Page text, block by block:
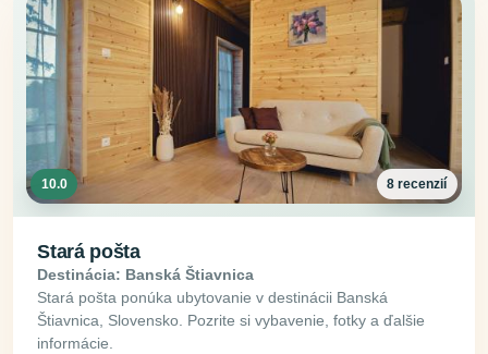
10.0 8 recenzií
Stará pošta
Destinácia: Banská Štiavnica
Stará pošta ponúka ubytovanie v destinácii Banská
Štiavnica, Slovensko. Pozrite si vybavenie, fotky a ďalšie
informácie.